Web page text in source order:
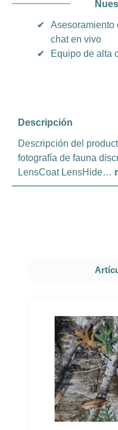
✔
Asesoramiento
chat en vivo
✔
Equipo de alta
Descripción
Descripción del
fotografía de fauna
LensCoat LensHide…
Omitir la galería de